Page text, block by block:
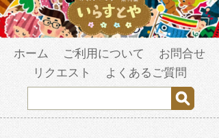
ホーム ご利用について
お問合せ
リクエスト
よくあるご質問